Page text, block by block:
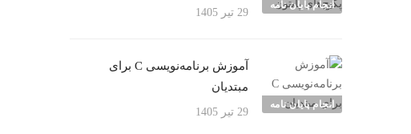
انجام پایان نامه
29 تیر 1405
انجام پایان نامه
آموزش برنامه‌نویسی C برای
مبتدیان
29 تیر 1405